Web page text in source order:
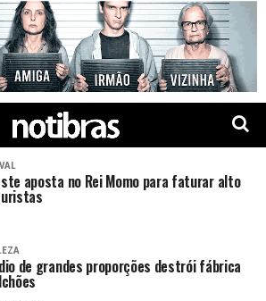
aposta no Rei Momo para faturar alto
de grandes proporções destrói fábrica